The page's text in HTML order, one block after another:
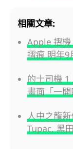
相關文章:
Apple 摺
摺痕 明年9
的士司機
畫面「一
人中之龍
Tupac, 黑